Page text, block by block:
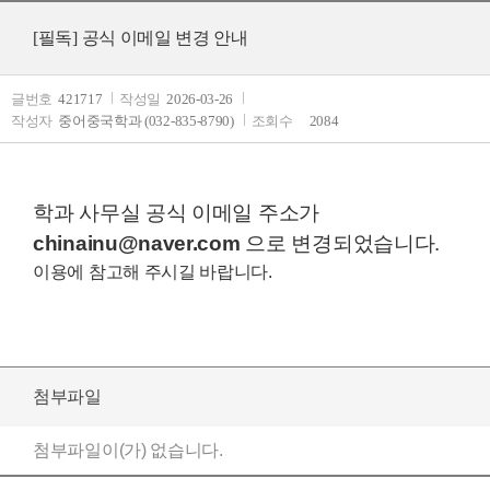
[필독] 공식 이메일 변경 안내
글번호 421717 작성일 2026-03-26
작성자 중어중국학과 (032-835-8790) 조회수 2084
학과 사무실 공식 이메일 주소가
chinainu@naver.com 으로 변경되었습니다.
이용에 참고해 주시길 바랍니다.
첨부파일
첨부파일이(가) 없습니다.